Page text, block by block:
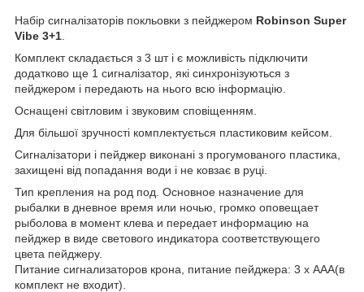
Набір сигналізаторів покльовки з пейджером Robinson Super
Vibe 3+1
Комплект складається з 3 шт і є можливість підключити
додатково ще 1 сигналізатор, які синхронізуються з
пейджером і передають на нього всю інформацію.
Оснащені світловим і звуковим сповіщенням.
Для більшої зручності комплектується пластиковим кейсом.
Сигналізатори і пейджер виконані з прогумованого пластика,
захищені від попадання води і не ковзає в руці.
Тип крепления на род под. Основное назначение для
рыбалки в дневное время или ночью, громко оповещает
рыболова в момент клева и передает информацию на
пейджер в виде светового индикатора соответствующего
цвета пейджеру.
Питание сигнализаторов крона, питание пейджера: 3 х ААА(в
комплект не входит).